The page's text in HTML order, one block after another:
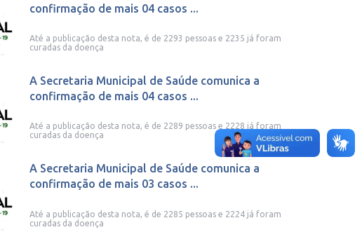
confirmação de mais 04 casos ...
Até a publicação desta nota, é de 2293 pessoas e 2235 já foram
curadas da doença
A Secretaria Municipal de Saúde comunica a
confirmação de mais 04 casos ...
Até a publicação desta nota, é de 2289 pessoas e 2228 já foram
curadas da doença
A Secretaria Municipal de Saúde comunica a
confirmação de mais 03 casos ...
Até a publicação desta nota, é de 2285 pessoas e 2224 já foram
curadas da doença